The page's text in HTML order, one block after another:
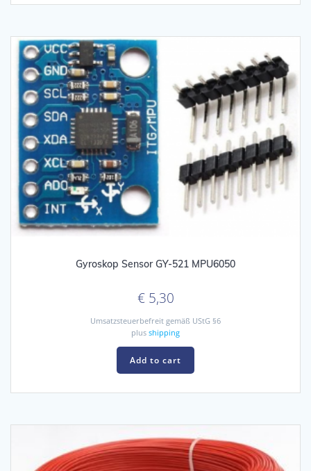
Gyroskop Sensor GY-521 MPU6050
€5,30
Umsatzsteuerbefreit gemäß UStG §6
plus shipping
Add to cart